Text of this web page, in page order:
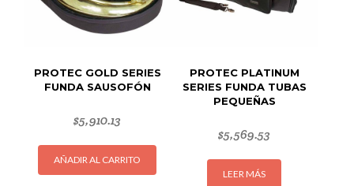
PROTEC GOLD SERIES
FUNDA SAUSOFÓN
$5,910.13
AÑADIR AL CARRITO
PROTEC PLATINUM
SERIES FUNDA TUBAS
PEQUEÑAS
$5,569.53
LEER MÁS